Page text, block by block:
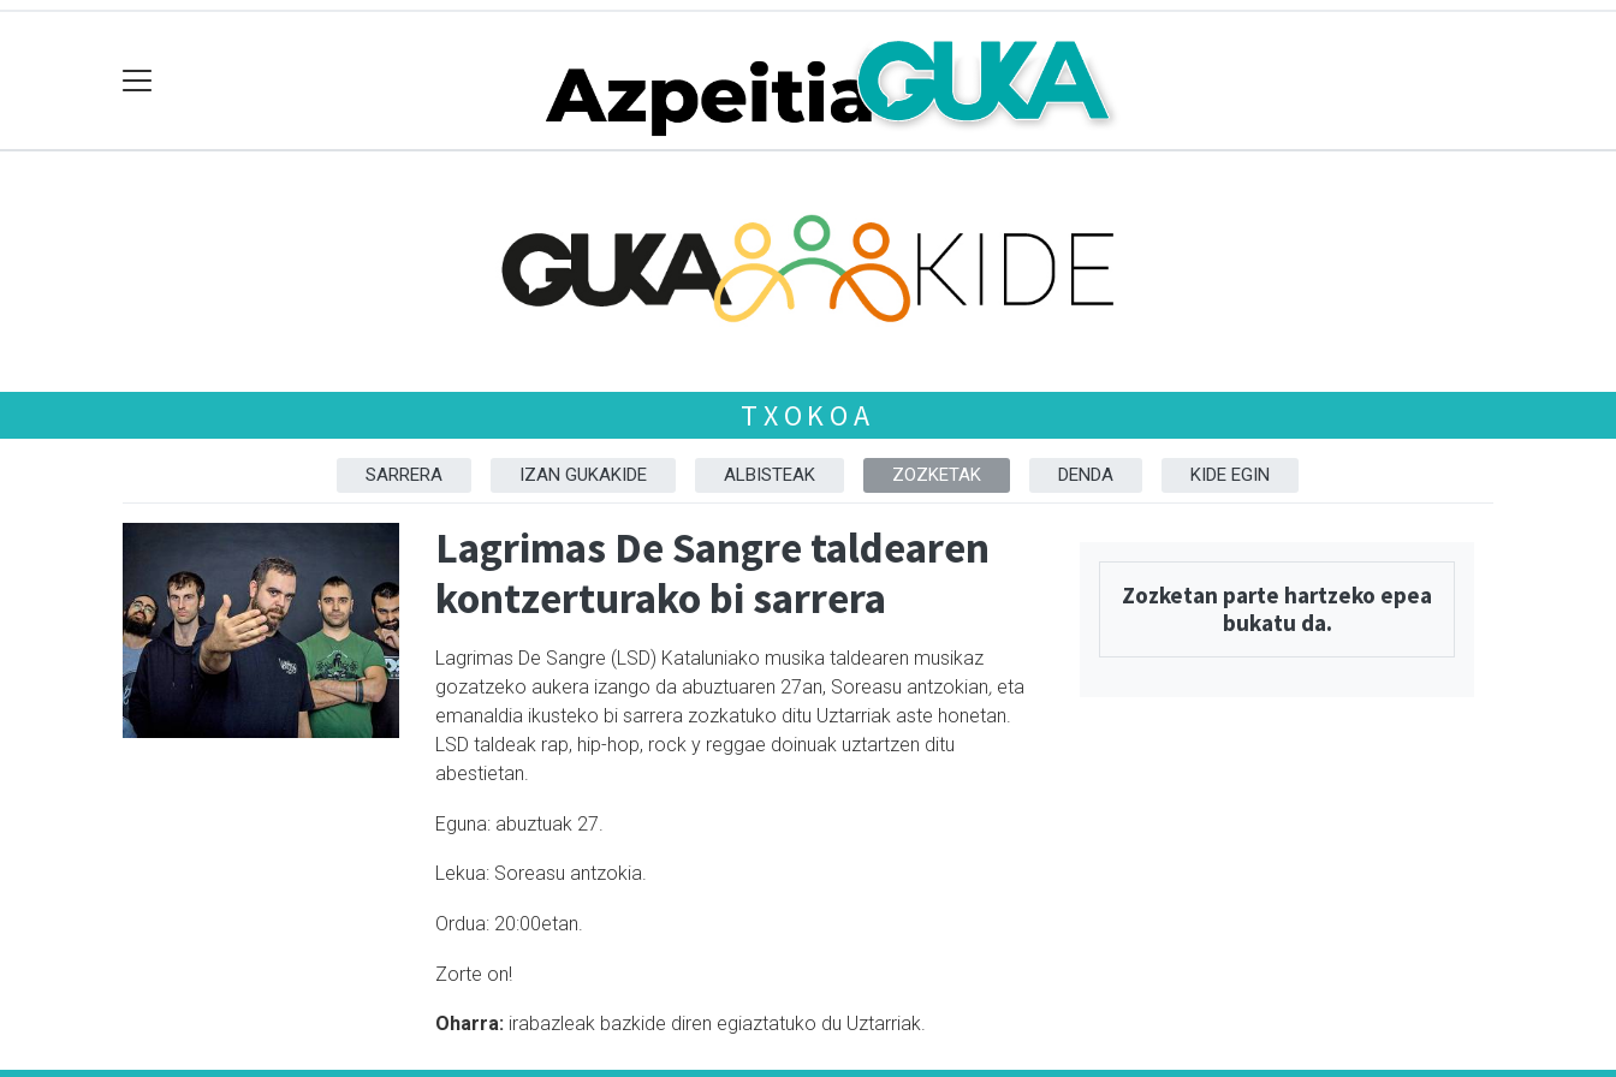
TXOKOA
SARRERA IZAN GUKAKIDE ALBISTEAK ZOZKETAK DENDA KIDE EGIN
Lagrimas De Sangre taldearen
kontzerturako bi sarrera
Lagrimas De Sangre (LSD) Kataluniako musika taldearen musikaz
gozatzeko aukera izango da abuztuaren 27an, Soreasu antzokian, eta
emanaldia ikusteko bi sarrera zozkatuko ditu Uztarriak aste honetan.
LSD taldeak rap, hip-hop, rock y reggae doinuak uztartzen ditu
abestietan.
Eguna: abuztuak 27.
Lekua: Soreasu antzokia.
Ordua: 20:00etan.
Zorte on!
Oharra: irabazleak bazkide diren egiaztatuko du Uztarriak.
Zozketan parte hartzeko epea
bukatu da.